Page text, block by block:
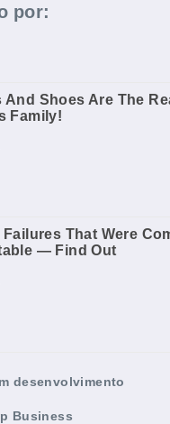
por:
desenvolvimento
Business